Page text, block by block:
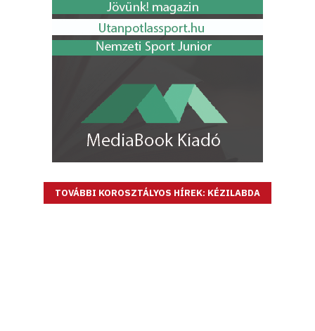
TOVÁBBI KOROSZTÁLYOS HÍREK: KÉZILABDA